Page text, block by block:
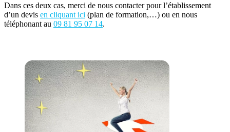
Dans ces deux cas, merci de nous contacter pour l’établissement
d’un devis en cliquant ici (plan de formation,…) ou en nous
téléphonant au 09 81 95 07 14.